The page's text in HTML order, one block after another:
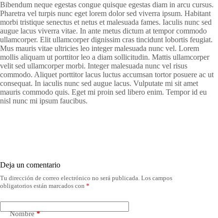
Bibendum neque egestas congue quisque egestas diam in arcu cursus.
Pharetra vel turpis nunc eget lorem dolor sed viverra ipsum. Habitant
morbi tristique senectus et netus et malesuada fames. Iaculis nunc sed
augue lacus viverra vitae. In ante metus dictum at tempor commodo
ullamcorper. Elit ullamcorper dignissim cras tincidunt lobortis feugiat.
Mus mauris vitae ultricies leo integer malesuada nunc vel. Lorem
mollis aliquam ut porttitor leo a diam sollicitudin. Mattis ullamcorper
velit sed ullamcorper morbi. Integer malesuada nunc vel risus
commodo. Aliquet porttitor lacus luctus accumsan tortor posuere ac ut
consequat. In iaculis nunc sed augue lacus. Vulputate mi sit amet
mauris commodo quis. Eget mi proin sed libero enim. Tempor id eu
nisl nunc mi ipsum faucibus.
Deja un comentario
Tu dirección de correo electrónico no será publicada. Los campos
obligatorios están marcados con *
Nombre*